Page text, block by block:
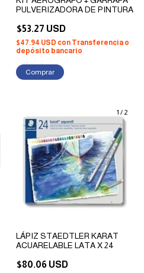
PULVERIZADORA DE PINTURA
$53.27 USD
$47.94 USD con Transferencia o
depósito bancario
1 / 2
LÁPIZ STAEDTLER KARAT
ACUARELABLE LATA X 24
$80.06 USD